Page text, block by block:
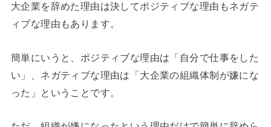
大企業を辞めた理由は決してポジティブな理由もネガテ
ィブな理由もあります。
簡単にいうと、ポジティブな理由は「自分で仕事をした
い」、ネガティブな理由は「大企業の組織体制が嫌にな
った」ということです。